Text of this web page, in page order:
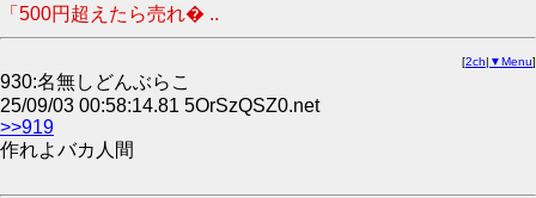
「500円超えたら売れ� ..
[2ch| ▼Menu]
930:名無しどんぶらこ
25/09/03 00:58:14.81 5OrSzQSZ0.net
>>919
作れよバカ人間